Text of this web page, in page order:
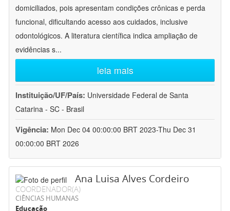
domiciliados, pois apresentam condições crônicas e perda
funcional, dificultando acesso aos cuidados, inclusive
odontológicos. A literatura científica indica ampliação de
evidências s...
leia mais
Instituição/UF/País: Universidade Federal de Santa
Catarina - SC - Brasil
Vigência: Mon Dec 04 00:00:00 BRT 2023-Thu Dec 31
00:00:00 BRT 2026
Ana Luisa Alves Cordeiro
COORDENADOR(A)
CIÊNCIAS HUMANAS
Educação